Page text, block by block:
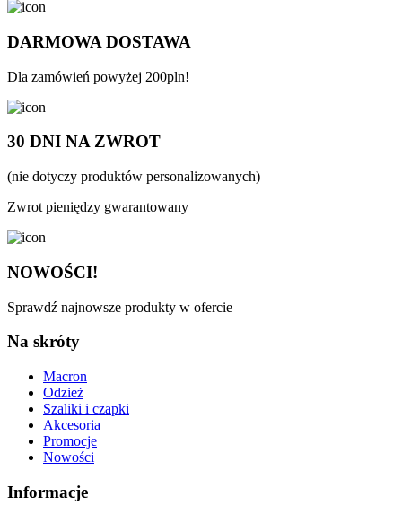
DARMOWA DOSTAWA
Dla zamówień powyżej 200pln!
30 DNI NA ZWROT
(nie dotyczy produktów personalizowanych)
Zwrot pieniędzy gwarantowany
NOWOŚCI!
Sprawdź najnowsze produkty w ofercie
Na skróty
Macron
Odzież
Szaliki i czapki
Akcesoria
Promocje
Nowości
Informacje